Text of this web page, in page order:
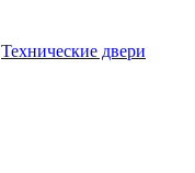
Технические двери